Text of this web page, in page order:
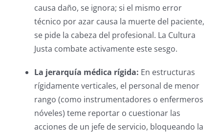
causa daño, se ignora; si el mismo error
técnico por azar causa la muerte del paciente,
se pide la cabeza del profesional. La Cultura
Justa combate activamente este sesgo.
La jerarquía médica rígida: En estructuras
rígidamente verticales, el personal de menor
rango (como instrumentadores o enfermeros
nóveles) teme reportar o cuestionar las
acciones de un jefe de servicio, bloqueando la